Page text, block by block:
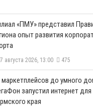
«ПМУ» представил
опыт развития
августа 2026, 13:00 475
до умного
запустил интернет
края